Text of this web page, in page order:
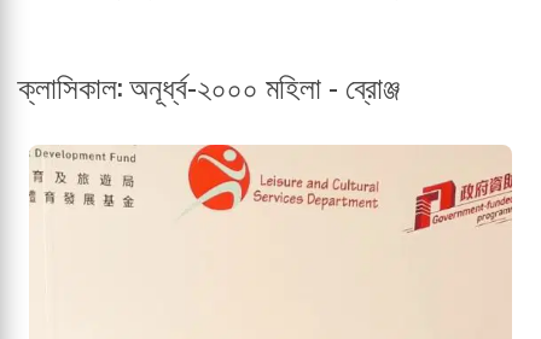
ক্লাসিকাল: অনূর্ধ্ব-২০০০ মহিলা - ব্রোঞ্জ